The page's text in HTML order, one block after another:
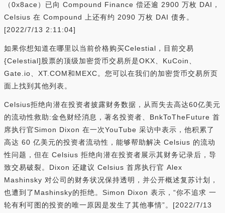
（0x8ace）已向 Compound Finance 偿还逾 2900 万枚 DAI，
Celsius 在 Compound 上还有约 2090 万枚 DAI 债务。
[2022/7/13 2:11:04]
如果你想知道在哪里以当前价格购买Celestial，目前交易
{Celestial]股票的顶级加密货币交易所是OKX、KuCoin、
Gate.io、XT.COM和MEXC。您可以在我们的加密货币交易所页
面上找到其他列表。
Celsius拒绝向潜在投资者披露财务数据，从而失去高达60亿美元
的流动性救助:金色财经消息，著名投资者、BnkToTheFuture 首
席执行官Simon Dixon 在一次YouTube 采访中表示，他积累了
高达 60 亿美元的投资者流动性，能够帮助解决 Celsius 的流动
性问题，但在 Celsius 拒绝向潜在投资者展示其财务记录后，导
致交易破裂。Dixon 还建议 Celsius 首席执行官 Alex
Mashinsky 对公司的财务状况保持透明，并公开概述复苏计划，
也遭到了Mashinsky的拒绝。Simon Dixon 表示，“你不追求 一
轮有利可图的投资的唯一原因是发生了其他事情”。[2022/7/13